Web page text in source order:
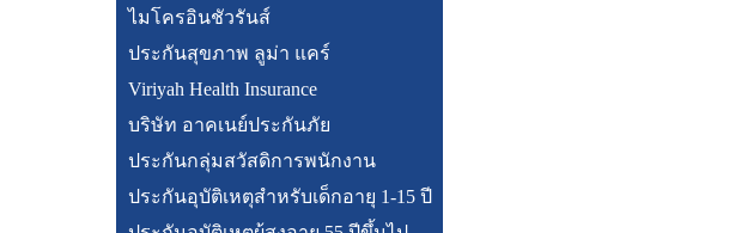
ไมโครอินชัวรันส์
ประกันสุขภาพ ลูม่า แคร์
Viriyah Health Insurance
บริษัท อาคเนย์ประกันภัย
ประกันกลุ่มสวัสดิการพนักงาน
ประกันอุบัติเหตุสำหรับเด็กอายุ 1-15 ปี